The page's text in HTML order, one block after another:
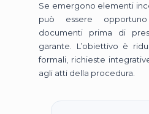
Se emergono elementi
può essere
documenti prima di
garante. L’obiettivo è
formali, richieste
agli atti della procedura.